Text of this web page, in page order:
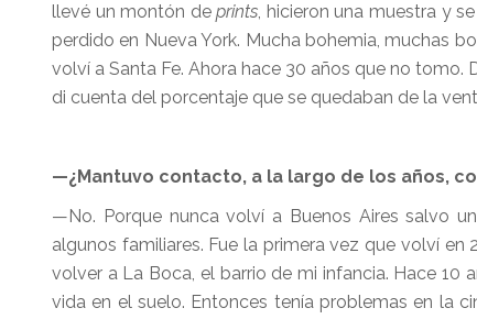
llevé un montón deprints, hicieron una muestra y
perdido en Nueva York. Mucha bohemia, muchas
volví a Santa Fe. Ahora hace 30 años que no
di cuenta del porcentaje que se quedaban de la
—¿Mantuvo contacto, a la largo de los años,
—No. Porque nunca volví a Buenos Aires salvo
algunos familiares. Fue la primera vez que volví
volver a La Boca, el barrio de mi infancia. Hace 10
vida en el suelo. Entonces tenía problemas en la